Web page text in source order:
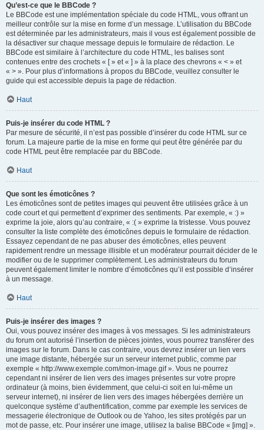
Qu’est-ce que le BBCode ?
Le BBCode est une implémentation spéciale du code HTML, vous offrant un
meilleur contrôle sur la mise en forme d’un message. L’utilisation du BBCode
est déterminée par les administrateurs, mais il vous est également possible de
la désactiver sur chaque message depuis le formulaire de rédaction. Le
BBCode est similaire à l’architecture du code HTML, les balises sont
contenues entre des crochets « [ » et « ] » à la place des chevrons « < » et
« > ». Pour plus d’informations à propos du BBCode, veuillez consulter le
guide qui est accessible depuis la page de rédaction.
Haut
Puis-je insérer du code HTML ?
Par mesure de sécurité, il n’est pas possible d’insérer du code HTML sur ce
forum. La majeure partie de la mise en forme qui peut être générée par du
code HTML peut être remplacée par du BBCode.
Haut
Que sont les émoticônes ?
Les émoticônes sont de petites images qui peuvent être utilisées grâce à un
code court et qui permettent d’exprimer des sentiments. Par exemple, « :) »
exprime la joie, alors qu’au contraire, « :( » exprime la tristesse. Vous pouvez
consulter la liste complète des émoticônes depuis le formulaire de rédaction.
Essayez cependant de ne pas abuser des émoticônes, elles peuvent
rapidement rendre un message illisible et un modérateur pourrait décider de le
modifier ou de le supprimer complètement. Les administrateurs du forum
peuvent également limiter le nombre d’émoticônes qu’il est possible d’insérer
à un message.
Haut
Puis-je insérer des images ?
Oui, vous pouvez insérer des images à vos messages. Si les administrateurs
du forum ont autorisé l’insertion de pièces jointes, vous pourrez transférer des
images sur le forum. Dans le cas contraire, vous devrez insérer un lien vers
une image distante, hébergée sur un serveur internet public, comme par
exemple « http://www.exemple.com/mon-image.gif ». Vous ne pourrez
cependant ni insérer de lien vers des images présentes sur votre propre
ordinateur (à moins, bien évidemment, que celui-ci soit en lui-même un
serveur internet), ni insérer de lien vers des images hébergées derrière un
quelconque système d’authentification, comme par exemple les services de
messagerie électronique de Outlook ou de Yahoo, les sites protégés par un
mot de passe, etc. Pour insérer une image, utilisez la balise BBCode « [img] ».